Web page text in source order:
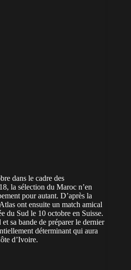
dans le cadre des
la sélection du Maroc n’en
pour autant. D’après la
ont ensuite un match amical
du Sud le 10 octobre en Suisse.
sa bande de préparer le dernier
déterminant qui aura
d’Ivoire.